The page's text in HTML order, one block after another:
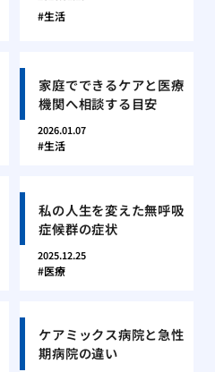
生活
家庭でできるケアと医療
機関へ相談する目安
2026.01.07
生活
私の人生を変えた無呼吸
症候群の症状
2025.12.25
医療
ケアミックス病院と急性
期病院の違い